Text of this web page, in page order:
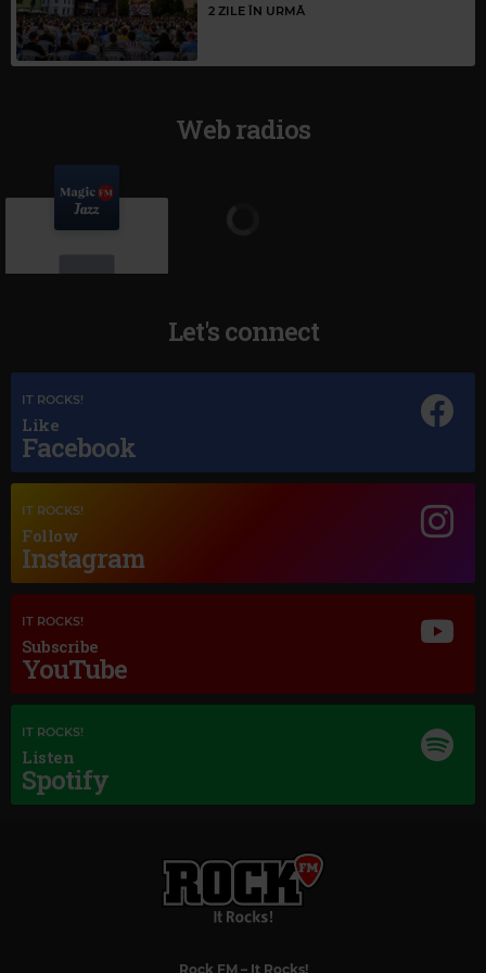
2 ZILE ÎN URMĂ
Web radios
Magic Jazz
MACY GRAY
Magic Classic Music
Let's connect
IT ROCKS!
Like
Facebook
IT ROCKS!
Follow
Instagram
IT ROCKS!
Subscribe
YouTube
IT ROCKS!
Listen
Spotify
Rock FM– It Rocks!